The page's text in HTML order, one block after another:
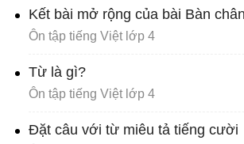
Kết bài mở rộng của bài Bàn
Ôn tập tiếng Việt lớp 4
Từ là gì?
Ôn tập tiếng Việt lớp 4
Đặt câu với từ miêu tả tiếng cười